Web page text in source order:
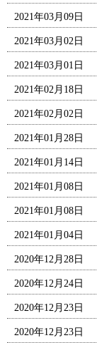
2021年03月09日
2021年03月02日
2021年03月01日
2021年02月18日
2021年02月02日
2021年01月28日
2021年01月14日
2021年01月08日
2021年01月08日
2021年01月04日
2020年12月28日
2020年12月24日
2020年12月23日
2020年12月23日